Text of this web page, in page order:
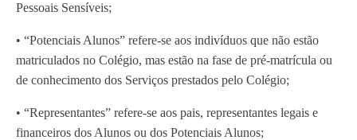
Pessoais Sensíveis;
• “Potenciais Alunos” refere-se aos indivíduos que não estão
matriculados no Colégio, mas estão na fase de pré-matrícula ou
de conhecimento dos Serviços prestados pelo Colégio;
• “Representantes” refere-se aos pais, representantes legais e
financeiros dos Alunos ou dos Potenciais Alunos;